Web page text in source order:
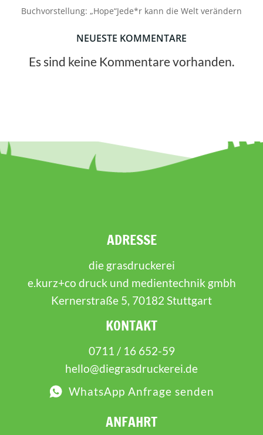
Buchvorstellung: „Hope“Jede*r kann die Welt verändern
NEUESTE KOMMENTARE
Es sind keine Kommentare vorhanden.
ADRESSE
die grasdruckerei
e.kurz+co druck und medientechnik gmbh
Kernerstraße 5, 70182 Stuttgart
KONTAKT
0711 / 16 652-59
hello@diegrasdruckerei.de
WhatsApp Anfrage senden
ANFAHRT